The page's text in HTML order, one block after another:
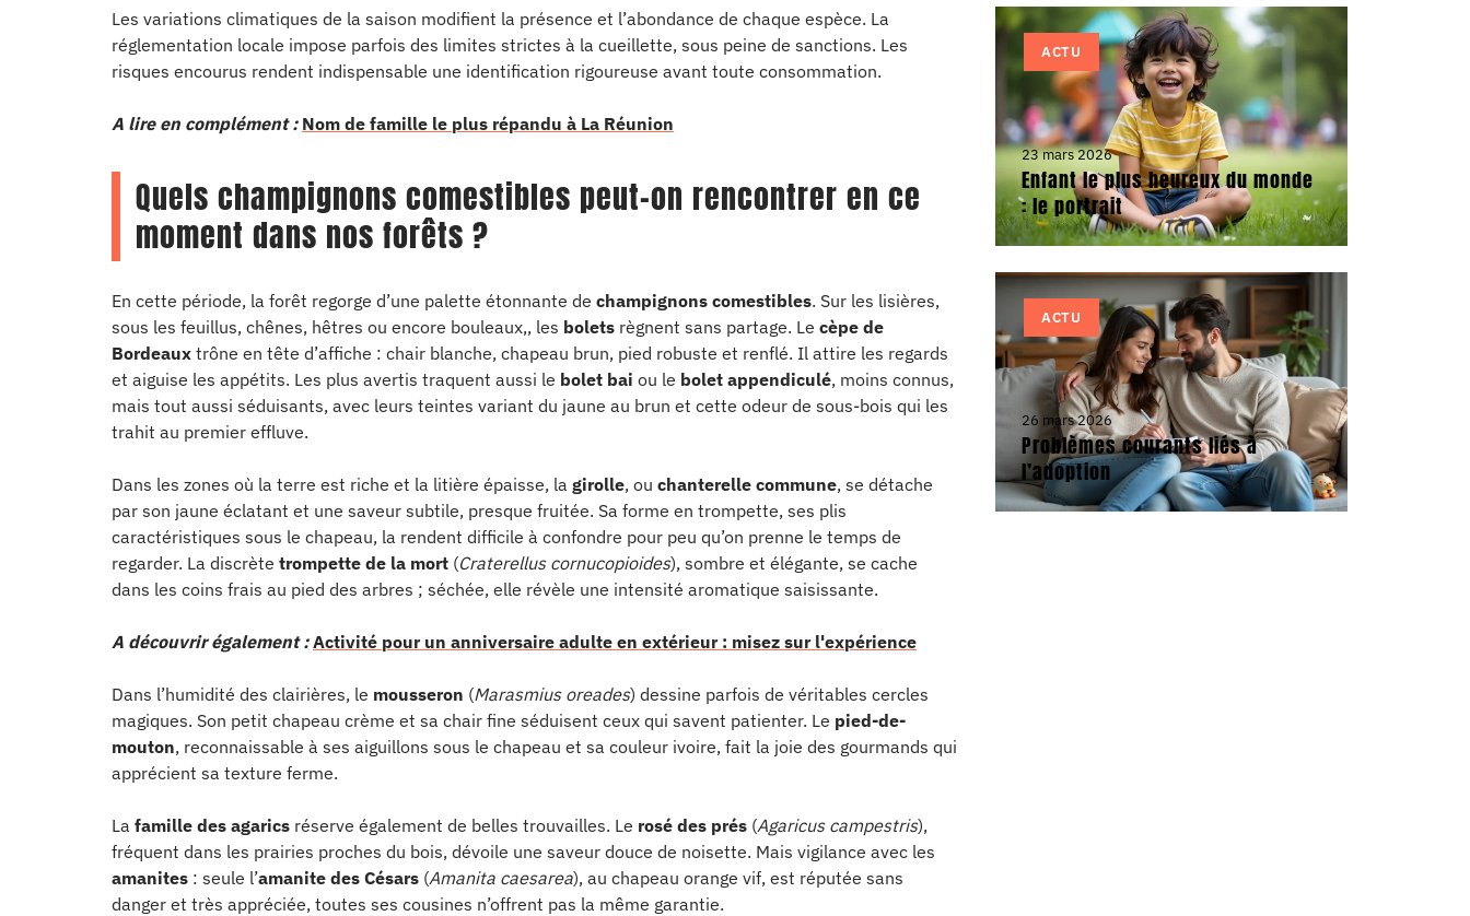
Les variations climatiques de la saison modifient la présence et l’abondance de chaque espèce. La
réglementation locale impose parfois des limites strictes à la cueillette, sous peine de sanctions. Les
risques encourus rendent indispensable une identification rigoureuse avant toute consommation.
A lire en complément : Nom de famille le plus répandu à La Réunion
Quels champignons comestibles peut-on rencontrer en ce
moment dans nos forêts ?
En cette période, la forêt regorge d’une palette étonnante de champignons comestibles. Sur les lisières,
sous les feuillus, chênes, hêtres ou encore bouleaux,, les bolets règnent sans partage. Le cèpe de
Bordeaux trône en tête d’affiche : chair blanche, chapeau brun, pied robuste et renflé. Il attire les regards
et aiguise les appétits. Les plus avertis traquent aussi le bolet bai ou le bolet appendiculé, moins connus,
mais tout aussi séduisants, avec leurs teintes variant du jaune au brun et cette odeur de sous-bois qui les
trahit au premier effluve.
Dans les zones où la terre est riche et la litière épaisse, la girolle, ou chanterelle commune, se détache
par son jaune éclatant et une saveur subtile, presque fruitée. Sa forme en trompette, ses plis
caractéristiques sous le chapeau, la rendent difficile à confondre pour peu qu’on prenne le temps de
regarder. La discrète trompette de la mort (Craterellus cornucopioides), sombre et élégante, se cache
dans les coins frais au pied des arbres ; séchée, elle révèle une intensité aromatique saisissante.
A découvrir également : Activité pour un anniversaire adulte en extérieur : misez sur l'expérience
Dans l’humidité des clairières, le mousseron (Marasmius oreades) dessine parfois de véritables cercles
magiques. Son petit chapeau crème et sa chair fine séduisent ceux qui savent patienter. Le pied-de-
mouton, reconnaissable à ses aiguillons sous le chapeau et sa couleur ivoire, fait la joie des gourmands qui
apprécient sa texture ferme.
La famille des agarics réserve également de belles trouvailles. Le rosé des prés (Agaricus campestris),
fréquent dans les prairies proches du bois, dévoile une saveur douce de noisette. Mais vigilance avec les
amanites : seule l’amanite des Césars (Amanita caesarea), au chapeau orange vif, est réputée sans
danger et très appréciée, toutes ses cousines n’offrent pas la même garantie.
ACTU
23 mars 2026
Enfant le plus heureux du monde
: le portrait
ACTU
26 mars 2026
Problèmes courants liés à
l’adoption